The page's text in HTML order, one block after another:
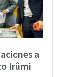
a
Irûmi